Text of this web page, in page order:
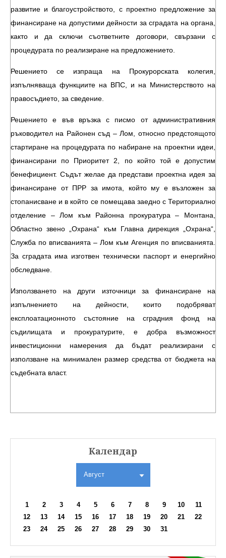
развитие и благоустройството, с проектно предложение за
финансиране на допустими дейности за сградата на органа,
както и да сключи съответните договори, свързани с
процедурата по реализиране на предложението.
Решението се изпраща на Прокурорската колегия,
изпълняваща функциите на ВПС, и на Министерството на
правосъдието, за сведение.
Решението е във връзка с писмо от административния
ръководител на Районен съд – Лом, относно предстоящото
стартиране на процедурата по набиране на проектни идеи,
финансирани по Приоритет 2, по който той е допустим
бенефициент. Съдът желае да представи проектна идея за
финансиране от ПРР за имота, който му е възложен за
стопанисване и в който се помещава заедно с Териториално
отделение – Лом към Районна прокуратура – Монтана,
Областно звено „Охрана“ към Главна дирекция „Охрана“,
Служба по вписванията – Лом към Агенция по вписванията.
За сградата има изготвен технически паспорт и енергийно
обследване.
Използването на други източници за финансиране на
изпълнението на дейности, които подобряват
експлоатационното състояние на сградния фонд на
съдилищата и прокуратурите, е добра възможност
инвестиционни намерения да бъдат реализирани с
използване на минимален размер средства от бюджета на
съдебната власт.
Календар
Август
1 2 3 4 5 6 7 8 9 10
11
12
13 14 15 16 17 18 19 20 21
22
23
24 25 26 27 28 29 30 31